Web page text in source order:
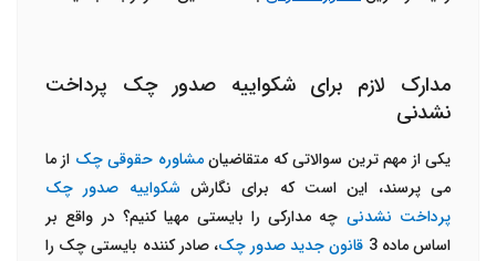
مدارک لازم برای شکواییه صدور چک پرداخت
نشدنی
یکی از مهم ترین سوالاتی که متقاضیانمشاوره حقوقی چک از ما
می پرسند، این است که برای نگارششکواییه صدور چک
پرداخت نشدنی چه مدارکی را بایستی مهیا کنیم؟ در واقع بر
اساس ماده 3 قانون جدید صدور چک، صادر کننده بایستی چک را